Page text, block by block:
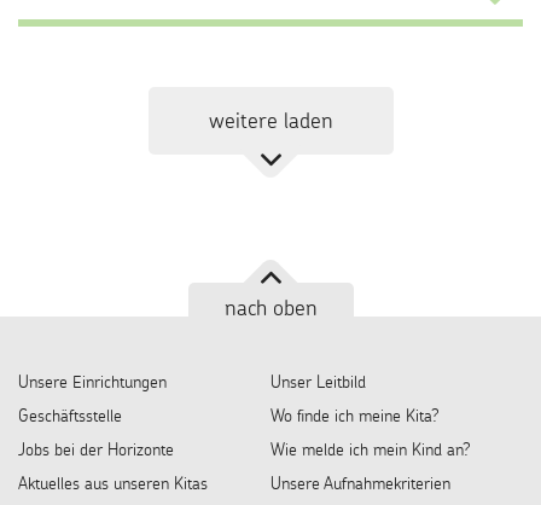
...
weitere laden
nach oben
Unsere Einrichtungen
Geschäftsstelle
Jobs bei der Horizonte
Aktuelles aus unseren Kitas
Unser Leitbild
Wo finde ich meine Kita?
Wie melde ich mein Kind an?
Unsere Aufnahmekriterien